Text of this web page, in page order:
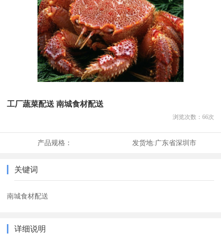
工厂蔬菜配送 南城食材配送
浏览次数： 66次
产品规格： 发货地:广东省深圳市
关键词
南城食材配送
详细说明